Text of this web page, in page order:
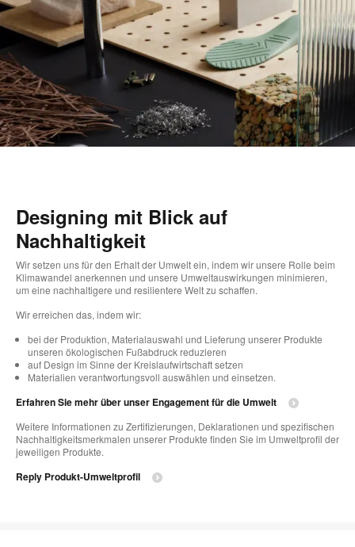
Designing mit Blick auf
Nachhaltigkeit
Wir setzen uns für den Erhalt der Umwelt ein, indem wir unsere Rolle beim
Klimawandel anerkennen und unsere Umweltauswirkungen minimieren,
um eine nachhaltigere und resilientere Welt zu schaffen.
Wir erreichen das, indem wir:
bei der Produktion, Materialauswahl und Lieferung unserer Produkte
unseren ökologischen Fußabdruck reduzieren
auf Design im Sinne der Kreislaufwirtschaft setzen
Materialien verantwortungsvoll auswählen und einsetzen.
Erfahren Sie mehr über unser Engagement für die Umwelt
Weitere Informationen zu Zertifizierungen, Deklarationen und spezifischen
Nachhaltigkeitsmerkmalen unserer Produkte finden Sie im Umweltprofil der
jeweiligen Produkte.
Reply Produkt-Umweltprofil